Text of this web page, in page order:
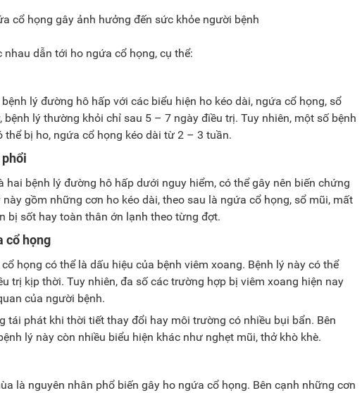
cổ họng gây ảnh hưởng đến sức khỏe người bệnh
nhau dẫn tới ho ngứa cổ họng, cụ thể:
lý đường hô hấp với các biểu hiện ho kéo dài, ngứa cổ họng, sổ
bệnh lý thường khỏi chỉ sau 5 – 7 ngày điều trị. Tuy nhiên, một số bệnh
thể bị ho, ngứa cổ họng kéo dài từ 2 – 3 tuần.
hai bệnh lý đường hô hấp dưới nguy hiểm, có thể gây nên biến chứng
gồm những cơn ho kéo dài, theo sau là ngứa cổ họng, sổ mũi, mất
bị sốt hay toàn thân ớn lạnh theo từng đợt.
cổ họng
họng có thể là dấu hiệu của bệnh viêm xoang. Bệnh lý này có thể
trị kịp thời. Tuy nhiên, đa số các trường hợp bị viêm xoang hiện nay
của người bệnh.
tái phát khi thời tiết thay đổi hay môi trường có nhiều bụi bẩn. Bên
lý này còn nhiều biểu hiện khác như nghẹt mũi, thở khò khè.
là nguyên nhân phổ biến gây ho ngứa cổ họng. Bên cạnh những cơn